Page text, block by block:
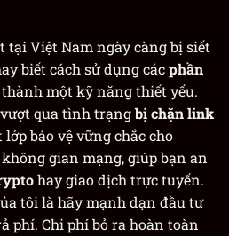
tại Việt Nam ngày càng bị siết
biết cách sử dụng cácphần
một kỹ năng thiết yếu.
qua tình trạngbị chặn link
bảo vệ vững chắc cho
gian mạng, giúp bạn an
hay giao dịch trực tuyến.
tôi là hãy mạnh dạn đầu tư
phí. Chi phí bỏ ra hoàn toàn